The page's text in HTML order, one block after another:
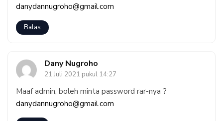
danydannugroho@gmail.com
Balas
Dany Nugroho
21 Juli 2021 pukul 14:27
Maaf admin, boleh minta password rar-nya ?
danydannugroho@gmail.com